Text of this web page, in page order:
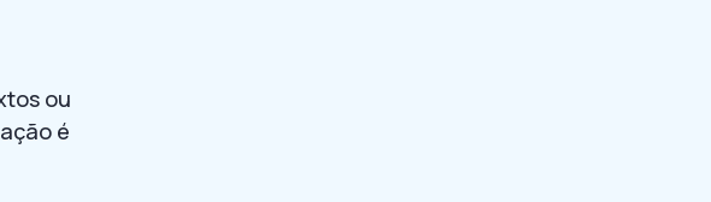
ou
é